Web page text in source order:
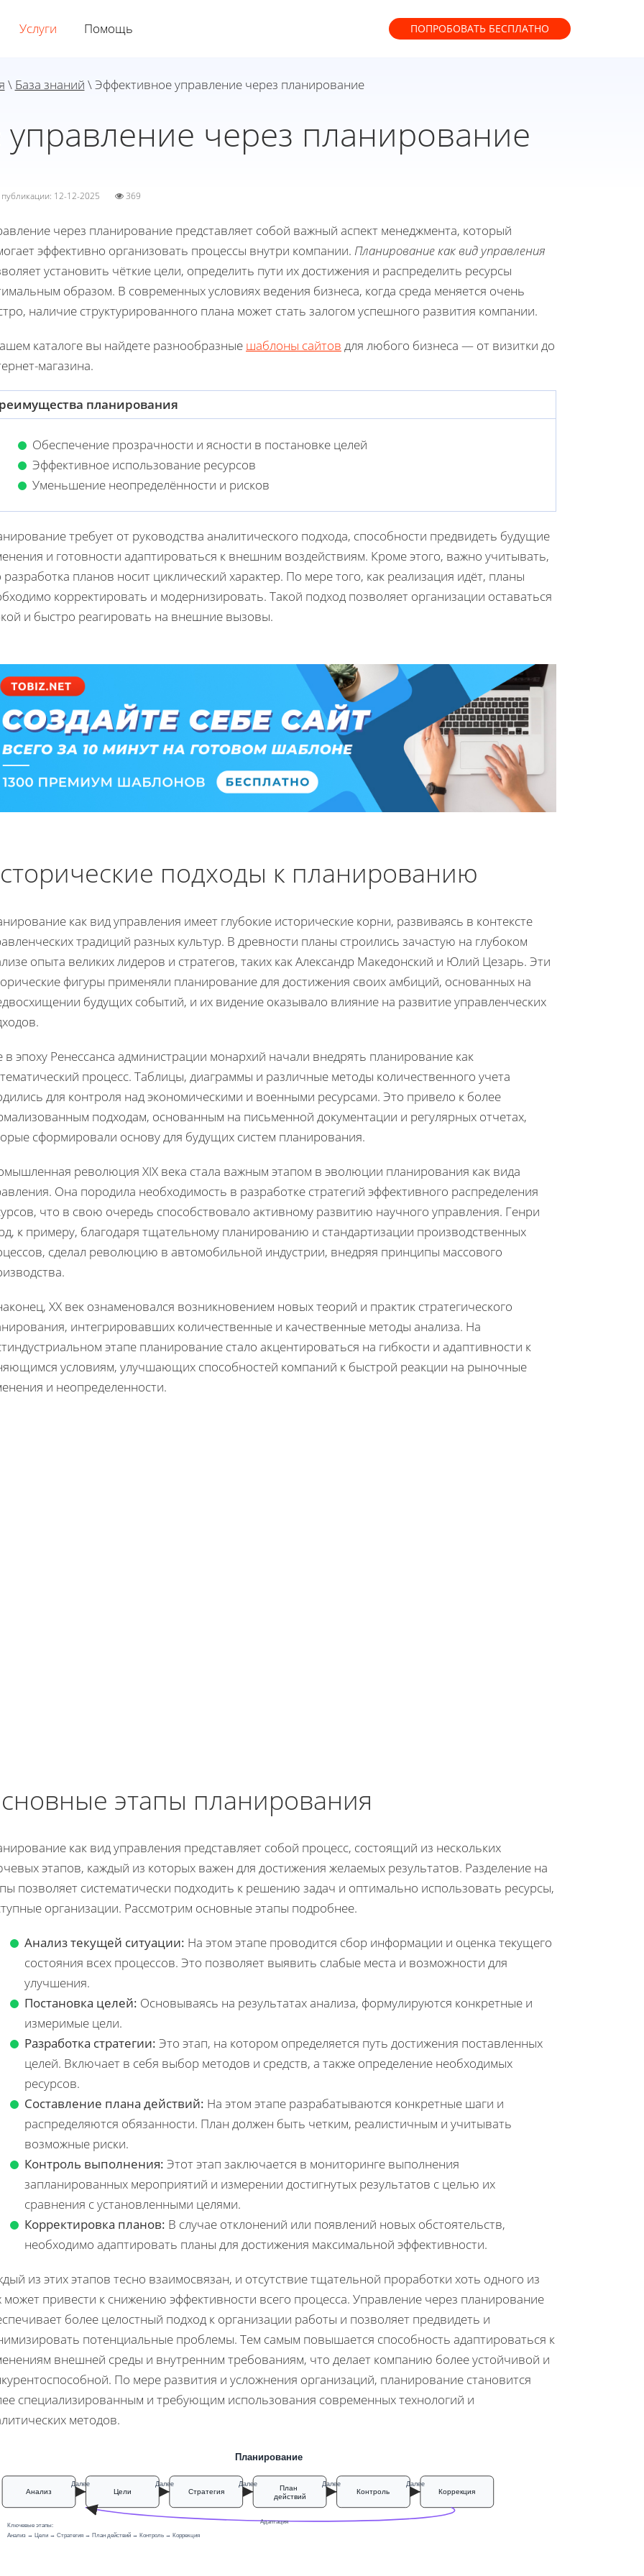
Услуги Помощь ПОПРОБОВАТЬ БЕСПЛАТНО
\ База знаний \ Эффективное управление через планирование
через планирование
публикации: 12-12-2025 369
через планирование представляет собой важный аспект менеджмента, который
эффективно организовать процессы внутри компании. Планирование как вид управления
установить чёткие цели, определить пути их достижения и распределить ресурсы
образом. В современных условиях ведения бизнеса, когда среда меняется очень
наличие структурированного плана может стать залогом успешного развития компании.
каталоге вы найдете разнообразные шаблоны сайтов для любого бизнеса — от визитки до
магазина.
планирования
Обеспечение прозрачности и ясности в постановке целей
Эффективное использование ресурсов
Уменьшение неопределённости и рисков
требует от руководства аналитического подхода, способности предвидеть будущие
и готовности адаптироваться к внешним воздействиям. Кроме этого, важно учитывать,
разработка планов носит циклический характер. По мере того, как реализация идёт, планы
корректировать и модернизировать. Такой подход позволяет организации оставаться
и быстро реагировать на внешние вызовы.
подходы к планированию
как вид управления имеет глубокие исторические корни, развиваясь в контексте
традиций разных культур. В древности планы строились зачастую на глубоком
опыта великих лидеров и стратегов, таких как Александр Македонский и Юлий Цезарь. Эти
фигуры применяли планирование для достижения своих амбиций, основанных на
будущих событий, и их видение оказывало влияние на развитие управленческих
в эпоху Ренессанса администрации монархий начали внедрять планирование как
процесс. Таблицы, диаграммы и различные методы количественного учета
для контроля над экономическими и военными ресурсами. Это привело к более
подходам, основанным на письменной документации и регулярных отчетах,
сформировали основу для будущих систем планирования.
революция XIX века стала важным этапом в эволюции планирования как вида
Она породила необходимость в разработке стратегий эффективного распределения
что в свою очередь способствовало активному развитию научного управления. Генри
к примеру, благодаря тщательному планированию и стандартизации производственных
сделал революцию в автомобильной индустрии, внедряя принципы массового
XX век ознаменовался возникновением новых теорий и практик стратегического
интегрировавших количественные и качественные методы анализа. На
этапе планирование стало акцентироваться на гибкости и адаптивности к
условиям, улучшающих способностей компаний к быстрой реакции на рыночные
и неопределенности.
этапы планирования
как вид управления представляет собой процесс, состоящий из нескольких
этапов, каждый из которых важен для достижения желаемых результатов. Разделение на
позволяет систематически подходить к решению задач и оптимально использовать ресурсы,
организации. Рассмотрим основные этапы подробнее.
Анализ текущей ситуации: На этом этапе проводится сбор информации и оценка текущего
состояния всех процессов. Это позволяет выявить слабые места и возможности для
улучшения.
Постановка целей: Основываясь на результатах анализа, формулируются конкретные и
измеримые цели.
Разработка стратегии: Это этап, на котором определяется путь достижения поставленных
целей. Включает в себя выбор методов и средств, а также определение необходимых
ресурсов.
Составление плана действий: На этом этапе разрабатываются конкретные шаги и
распределяются обязанности. План должен быть четким, реалистичным и учитывать
возможные риски.
Контроль выполнения: Этот этап заключается в мониторинге выполнения
запланированных мероприятий и измерении достигнутых результатов с целью их
сравнения с установленными целями.
Корректировка планов: В случае отклонений или появлений новых обстоятельств,
необходимо адаптировать планы для достижения максимальной эффективности.
из этих этапов тесно взаимосвязан, и отсутствие тщательной проработки хоть одного из
может привести к снижению эффективности всего процесса. Управление через планирование
более целостный подход к организации работы и позволяет предвидеть и
потенциальные проблемы. Тем самым повышается способность адаптироваться к
внешней среды и внутренним требованиям, что делает компанию более устойчивой и
По мере развития и усложнения организаций, планирование становится
специализированным и требующим использования современных технологий и
методов.
Планирование
Анализ Цели Стратегия
План
действий
Контроль Коррекция
Далее Далее Далее Далее Далее
Адаптация
Ключевые этапы:
Анализ → Цели → Стратегия → План действий → Контроль → Коррекция